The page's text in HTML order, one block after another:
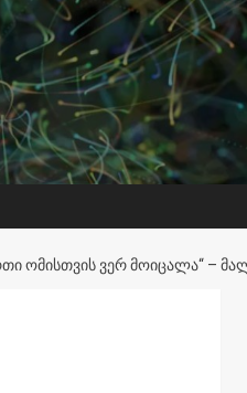
ᲝᲛᲘᲡᲗᲕᲘᲡ ᲕᲔᲠ ᲛᲝᲘᲪᲐᲚᲐ“ –